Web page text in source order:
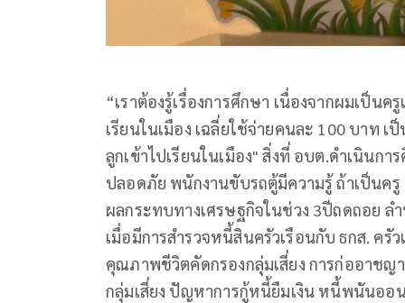
“เราต้องรู้เรื่องการศึกษา เนื่องจากผมเป็น
เรียนในเมือง เฉลี่ยใช้จ่ายคนละ 100 บาท
ลูกเข้าไปเรียนในเมือง" สิ่งที่ อบต.ดำเนินก
ปลอดภัย พนักงานขับรถตู้มีความรู้ ถ้าเป็นค
ผลกระทบทางเศรษฐกิจในช่วง 3ปีถดถอย
เมื่อมีการสำรวจหนี้สินครัวเรือนกับ ธกส. ครั
คุณภาพชีวิตคัดกรองกลุ่มเสี่ยง การก่ออาชญ
กลุ่มเสี่ยง ปัญหาการกู้หนี้ยืมเงิน หนี้พนันออ